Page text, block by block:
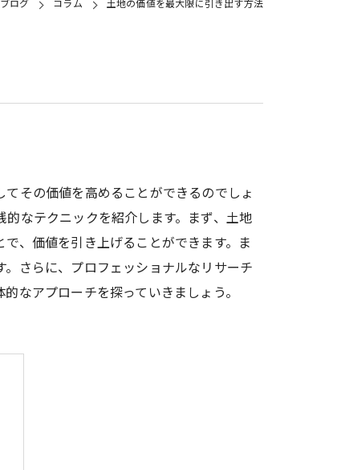
ブログ コラム 土地の価値を最大限に引き出す方法
その価値を高めることができるのでしょ
なテクニックを紹介します。まず、土地
、価値を引き上げることができます。ま
さらに、プロフェッショナルなリサーチ
なアプローチを探っていきましょう。